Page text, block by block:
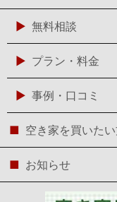
無料相談
プラン・料金
事例・口コミ
空き家を買いた
お知らせ